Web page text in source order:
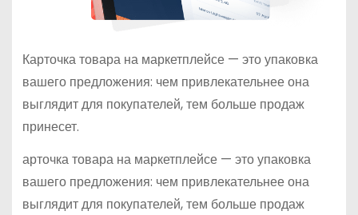
Карточка товара на маркетплейсе — это упаковка
вашего предложения: чем привлекательнее она
выглядит для покупателей, тем больше продаж
принесет.
арточка товара на маркетплейсе — это упаковка
вашего предложения: чем привлекательнее она
выглядит для покупателей, тем больше продаж